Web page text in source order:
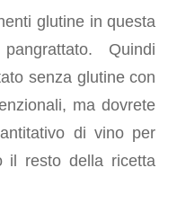
glutine in questa
Quindi
senza glutine con
ma dovrete
di vino per
il resto della ricetta